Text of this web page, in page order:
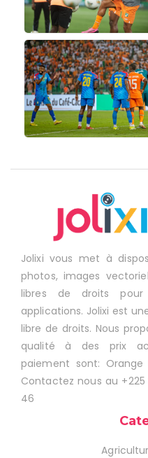
Jolixi vous met à
photos, images
libres de droits
applications. Jolixi est
libre de droits. Nous
qualité à des prix
paiement sont: Orange
Contactez nous au
46